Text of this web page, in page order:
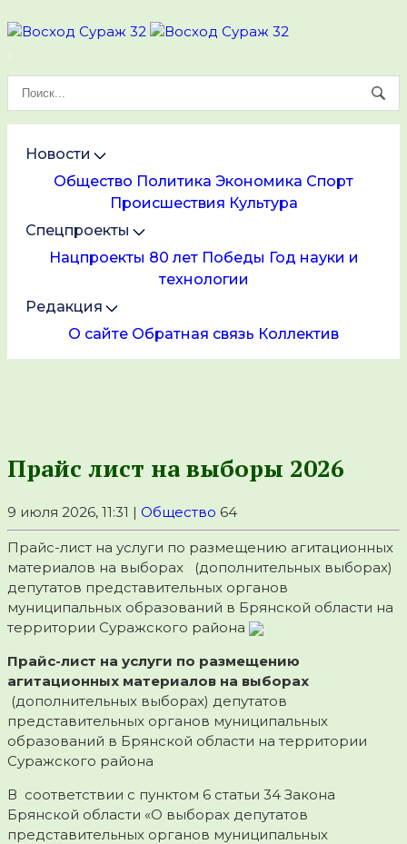
Новости
Общество Политика Экономика Спорт
Происшествия Культура
Спецпроекты
Нацпроекты 80 лет Победы Год науки и
технологии
Редакция
О сайте Обратная связь Коллектив
Прайс лист на выборы 2026
9 июля 2026, 11:31 | Общество 64
Прайс-лист на услуги по размещению агитационных
материалов на выборах (дополнительных выборах)
депутатов представительных органов
муниципальных образований в Брянской области на
территории Суражского района
Прайс-лист на услуги по размещению
агитационных материалов на выборах
(дополнительных выборах) депутатов
представительных органов муниципальных
образований в Брянской области на территории
Суражского района
В соответствии с пунктом 6 статьи 34 Закона
Брянской области «О выборах депутатов
представительных органов муниципальных